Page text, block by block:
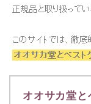
オオサカ堂